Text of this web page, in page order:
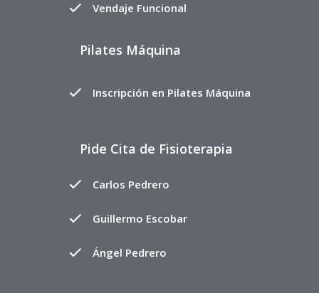
Vendaje Funcional
Pilates Máquina
Inscripción en Pilates Máquina
Pide Cita de Fisioterapia
Carlos Pedrero
Guillermo Escobar
Ángel Pedrero